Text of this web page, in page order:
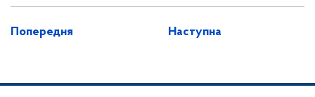
Попередня Наступна